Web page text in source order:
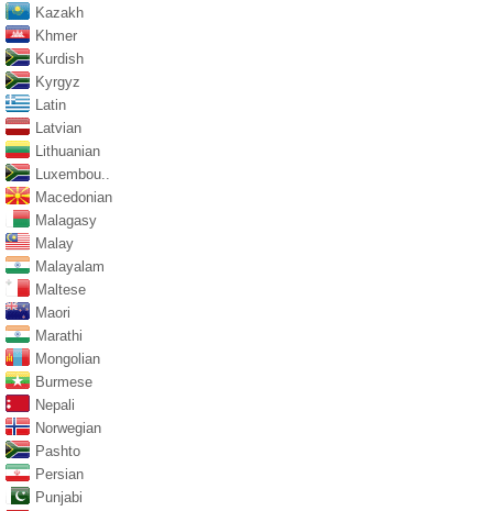
Kazakh
Khmer
Kurdish
Kyrgyz
Latin
Latvian
Lithuanian
Luxembou..
Macedonian
Malagasy
Malay
Malayalam
Maltese
Maori
Marathi
Mongolian
Burmese
Nepali
Norwegian
Pashto
Persian
Punjabi